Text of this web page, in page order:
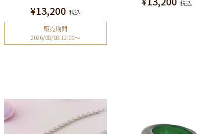
¥13,200 税込
販売期間
2026/08/08 12:00〜
税込